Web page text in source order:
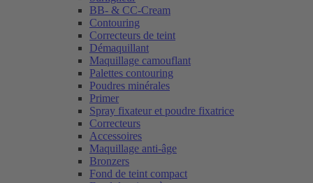
BB- & CC-Cream
Contouring
Correcteurs de teint
Démaquillant
Maquillage camouflant
Palettes contouring
Poudres minérales
Primer
Spray fixateur et poudre fixatrice
Correcteurs
Accessoires
Maquillage anti-âge
Bronzers
Fond de teint compact